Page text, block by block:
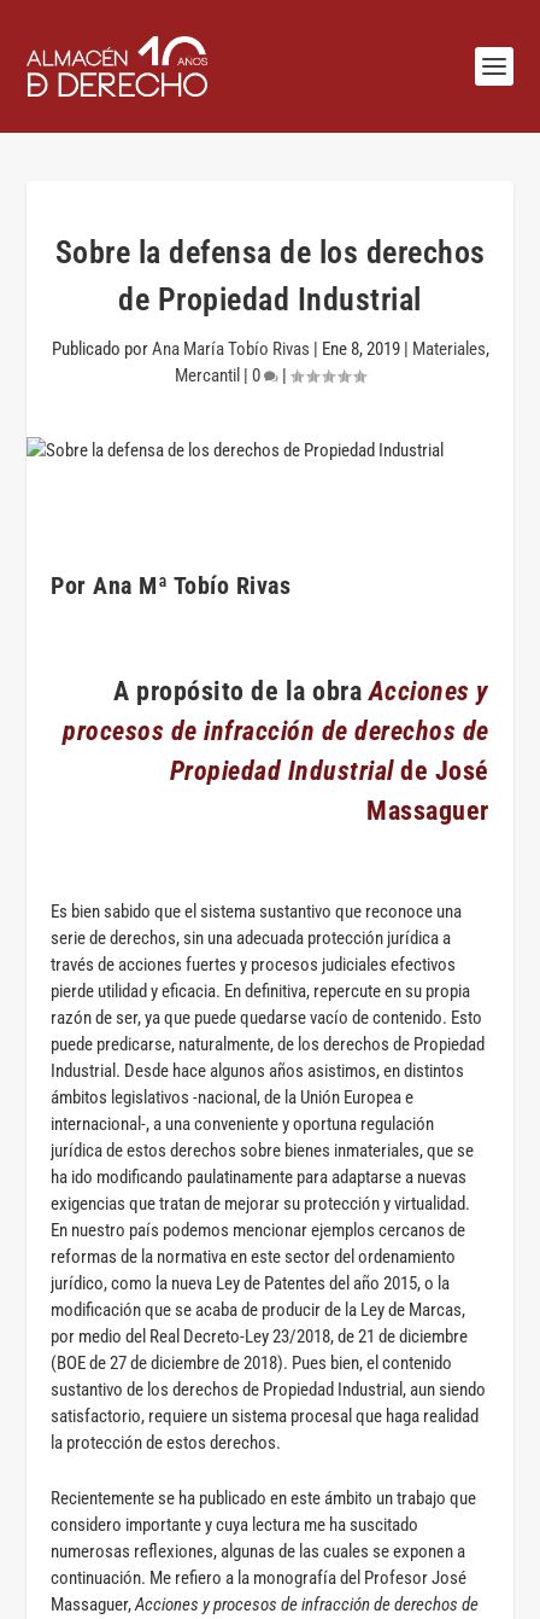
Sobre la defensa de los derechos
de Propiedad Industrial
Publicado porAna María Tobío Rivas | Ene 8, 2019| Materiales,
Mercantil | 0 |
Por Ana Mª Tobío Rivas
A propósito de la obraAcciones y
procesos de infracción de derechos de
Propiedad Industrialde José
Massaguer
Es bien sabido que el sistema sustantivo que reconoce una
serie de derechos, sin una adecuada protección jurídica a
través de acciones fuertes y procesos judiciales efectivos
pierde utilidad y eficacia. En definitiva, repercute en su propia
razón de ser, ya que puede quedarse vacío de contenido. Esto
puede predicarse, naturalmente, de los derechos de Propiedad
Industrial. Desde hace algunos años asistimos, en distintos
ámbitos legislativos -nacional, de la Unión Europea e
internacional-, a una conveniente y oportuna regulación
jurídica de estos derechos sobre bienes inmateriales, que se
ha ido modificando paulatinamente para adaptarse a nuevas
exigencias que tratan de mejorar su protección y virtualidad.
En nuestro país podemos mencionar ejemplos cercanos de
reformas de la normativa en este sector del ordenamiento
jurídico, como la nueva Ley de Patentes del año 2015, o la
modificación que se acaba de producir de la Ley de Marcas,
por medio del Real Decreto-Ley 23/2018, de 21 de diciembre
(BOE de 27 de diciembre de 2018). Pues bien, el contenido
sustantivo de los derechos de Propiedad Industrial, aun siendo
satisfactorio, requiere un sistema procesal que haga realidad
la protección de estos derechos.
Recientemente se ha publicado en este ámbito un trabajo que
considero importante y cuya lectura me ha suscitado
numerosas reflexiones, algunas de las cuales se exponen a
continuación. Me refiero a la monografía del Profesor José
Massaguer,Acciones y procesos de infracción de derechos de